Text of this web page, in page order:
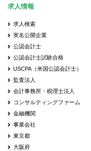
求人情報
求人検索
実名公開企業
公認会計士
公認会計士試験合格
USCPA（米国公認会計士）
監査法人
会計事務所・税理士法人
コンサルティングファーム
金融機関
事業会社
東京都
大阪府